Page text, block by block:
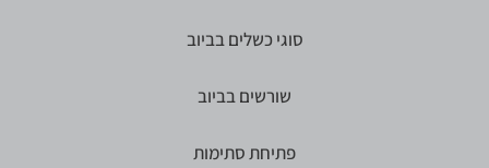
סוגי כשלים בביוב
שורשים בביוב
פתיחת סתימות